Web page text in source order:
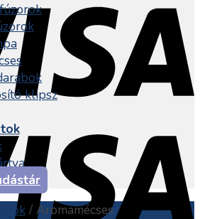
klipsz
/ Aromamécses